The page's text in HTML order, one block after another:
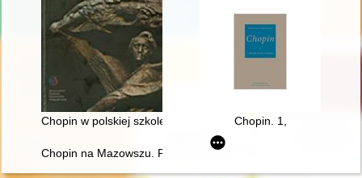
Chopin w polskiej szkole i kulturze Chopin. 1,
Chopin na Mazowszu. Przewodnik po miejscach historycznych